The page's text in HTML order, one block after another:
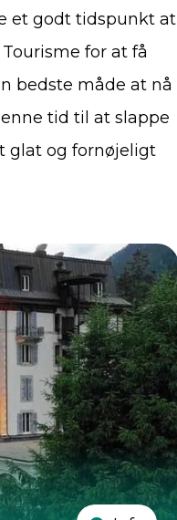
et godt tidspunkt at
for at få
bedste måde at nå
tid til at slappe
glat og fornøjeligt